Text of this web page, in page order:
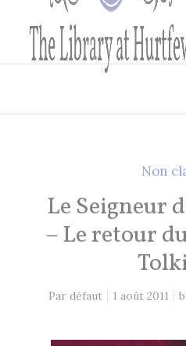
6 janvier 2022 0
Lectures 2021
2
Lectures 2020
8 décembre 2020 1
Non
Le Seigneur
– Le retour
Par défaut 1 août 2011